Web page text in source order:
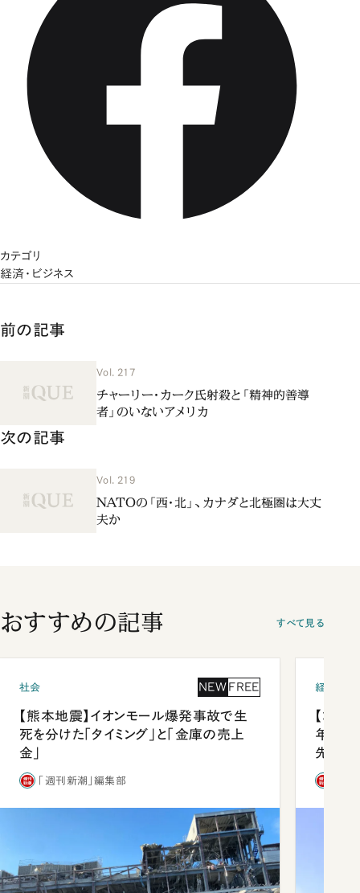
カテゴリ
経済・ビジネス
前の記事
Vol. 217
チャーリー・カーク氏射殺と「精神的善導
者」のいないアメリカ
次の記事
Vol. 219
NATOの「西・北」、カナダと北極圏は大丈
夫か
おすすめの記事 すべて見る
社会 NEW FREE
【熊本地震】イオンモール爆発事故で生
死を分けた「タイミング」と「金庫の売上
金」
「週刊新潮」編集部
経済・ビ
【コン
年会は
先1位